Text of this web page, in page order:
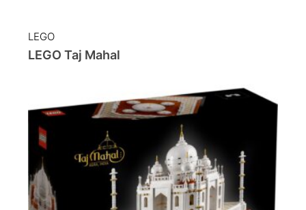
LEGO
LEGO Taj Mahal